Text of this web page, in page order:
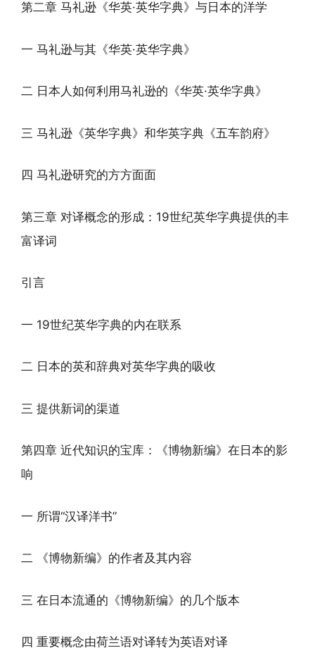
第二章 马礼逊《华英·英华字典》与日本的洋学
一 马礼逊与其《华英·英华字典》
二 日本人如何利用马礼逊的《华英·英华字典》
三 马礼逊《英华字典》和华英字典《五车韵府》
四 马礼逊研究的方方面面
第三章 对译概念的形成：19世纪英华字典提供的丰
富译词
引言
一 19世纪英华字典的内在联系
二 日本的英和辞典对英华字典的吸收
三 提供新词的渠道
第四章 近代知识的宝库：《博物新编》在日本的影
响
一 所谓“汉译洋书”
二 《博物新编》的作者及其内容
三 在日本流通的《博物新编》的几个版本
四 重要概念由荷兰语对译转为英语对译